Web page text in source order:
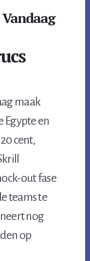
Vandaag
maak
Egypte en
cent,
out fase
teams te
nog
op